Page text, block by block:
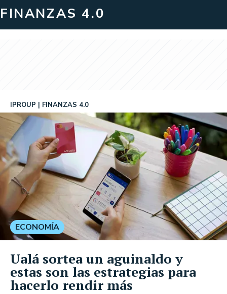
FINANZAS 4.0
IPROUP FINANZAS 4.0
ECONOMÍA
Ualá sortea un aguinaldo y
estas son las estrategias para
hacerlo rendir más